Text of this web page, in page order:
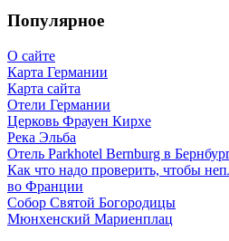
Популярное
О сайте
Карта Германии
Карта сайта
Отели Германии
Церковь Фрауен Кирхе
Река Эльба
Отель Parkhotel Bernburg в
Как что надо проверить, чтобы
во Франции
Собор Святой Богородицы
Мюнхенский Мариенплац